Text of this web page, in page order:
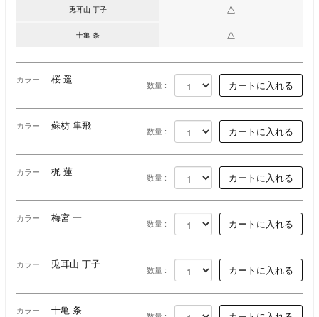
兎耳山 丁子 △
十亀 条 △
カラー 桜 遥 数量 :
カラー 蘇枋 隼飛 数量 :
カラー 梶 蓮 数量 :
カラー 梅宮 一 数量 :
カラー 兎耳山 丁子 数量 :
カラー 十亀 条